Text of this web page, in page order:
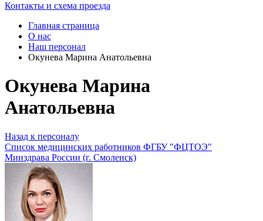
Контакты и схема проезда
Главная страница
О нас
Наш персонал
Окунева Марина Анатольевна
Окунева Марина
Анатольевна
Назад к персоналу
Список медицинских работников ФГБУ "ФЦТОЭ"
Минздрава России (г. Смоленск)